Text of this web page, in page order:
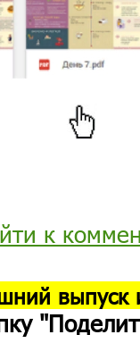
к
выпуск